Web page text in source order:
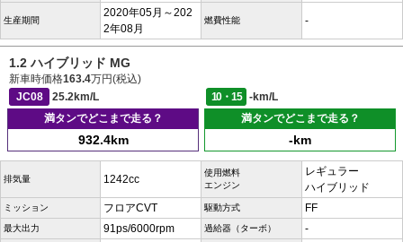
生産期間
2020年05月～202
2年08月
燃費性能 -
1.2 ハイブリッド MG
新車時価格163.4万円(税込)
JC08
25.2km/L 10・15
-km/L
満タンでどこまで走る？
932.4km
満タンでどこまで走る？
-km
排気量 1242cc
使用燃料
エンジン
レギュラー
ハイブリッド
ミッション フロアCVT 駆動方式 FF
最大出力 91ps/6000rpm 過給器（ターボ） -